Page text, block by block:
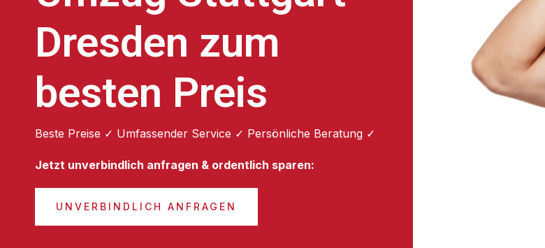
Dresden zum
besten Preis
Beste Preise ✓ Umfassender Service ✓ Persönliche Beratung ✓
Jetzt unverbindlich anfragen & ordentlich sparen:
UNVERBINDLICH ANFRAGEN